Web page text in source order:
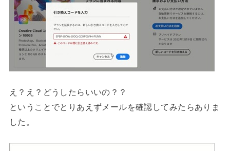
え？え？どうしたらいいの？？
ということでとりあえずメールを確認してみたらありま
した。